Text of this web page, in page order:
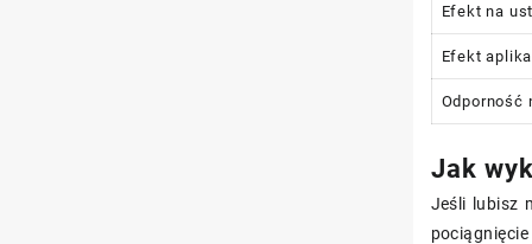
Efekt na
Efekt
Odporność
Jak
Jeśli lubisz